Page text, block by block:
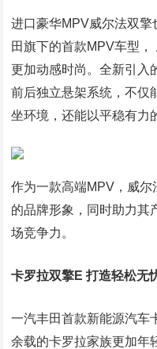
进口豪华MPV威尔法双
田旗下的首款MPV车型
更加动感时尚。全新引入
前后独立悬架系统，不仅
坐环境，还能以平稳有力
作为一款高端MPV，威尔
的品牌形象，同时助力其
场竞争力。
卡罗拉双擎E 打造轻松无
一汽丰田首款新能源汽车
余载的卡罗拉家族更加年